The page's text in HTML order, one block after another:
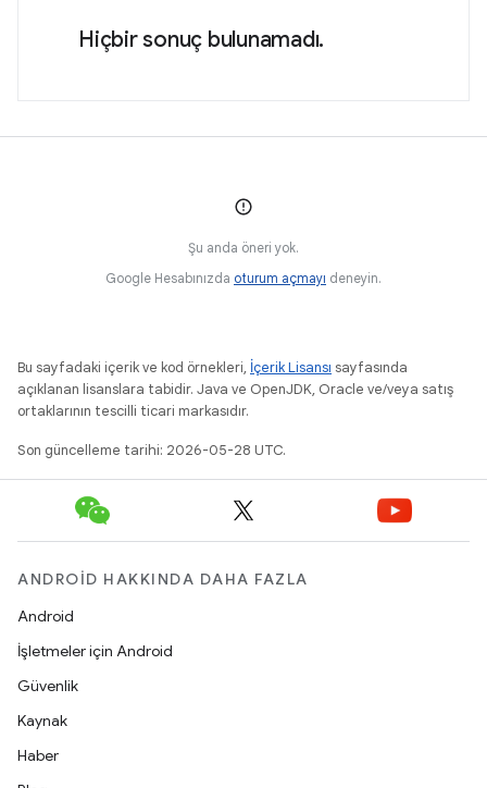
Hiçbir sonuç bulunamadı.
Şu anda öneri yok.
Google Hesabınızda oturum açmayı deneyin.
Bu sayfadaki içerik ve kod örnekleri, İçerik Lisansı sayfasında
açıklanan lisanslara tabidir. Java ve OpenJDK, Oracle ve/veya satış
ortaklarının tescilli ticari markasıdır.
Son güncelleme tarihi: 2026-05-28 UTC.
ANDROID HAKKINDA DAHA FAZLA
Android
İşletmeler için Android
Güvenlik
Kaynak
Haber